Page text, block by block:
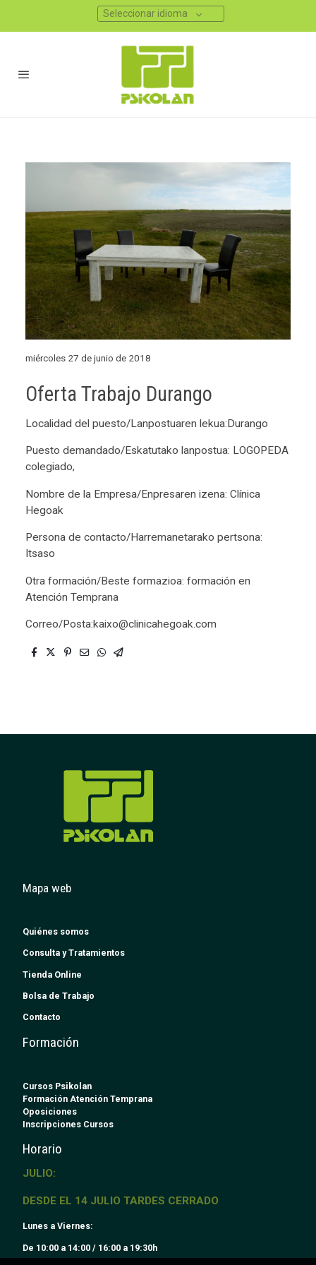
Seleccionar idioma
miércoles 27 de junio de 2018
Oferta Trabajo Durango
Localidad del puesto/Lanpostuaren lekua:Durango
Puesto demandado/Eskatutako lanpostua: LOGOPEDA
colegiado,
Nombre de la Empresa/Enpresaren izena: Clínica
Hegoak
Persona de contacto/Harremanetarako pertsona:
Itsaso
Otra formación/Beste formazioa: formación en
Atención Temprana
Correo/Posta:kaixo@clinicahegoak.com
Mapa web
Quiénes somos
Consulta y Tratamientos
Tienda Online
Bolsa de Trabajo
Contacto
Formación
Cursos Psikolan
Formación Atención Temprana
Oposiciones
Inscripciones Cursos
Horario
JULIO:
DESDE EL 14 JULIO TARDES CERRADO
Lunes a Viernes:
De 10:00 a 14:00 / 16:00 a 19:30h